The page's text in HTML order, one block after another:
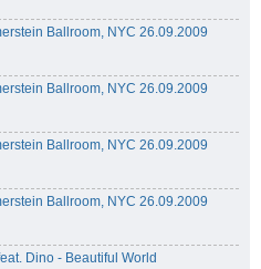
Ballroom, NYC 26.09.2009
Ballroom, NYC 26.09.2009
Ballroom, NYC 26.09.2009
Ballroom, NYC 26.09.2009
Dino - Beautiful World